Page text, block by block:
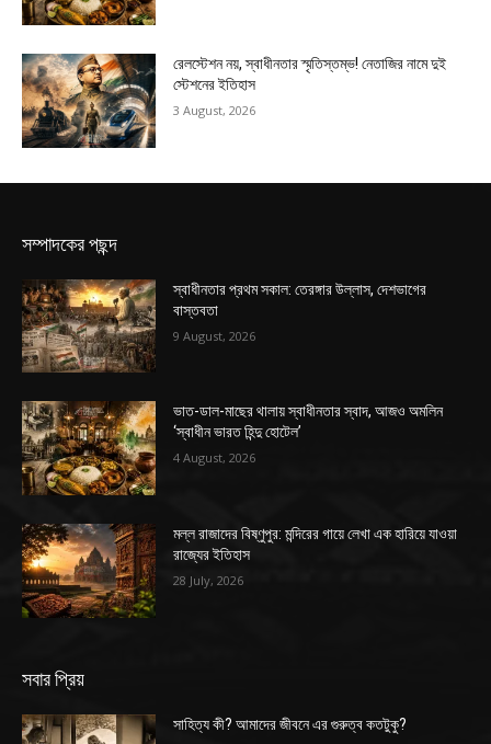
রেলস্টেশন নয়, স্বাধীনতার স্মৃতিস্তম্ভ! নেতাজির নামে দুই
স্টেশনের ইতিহাস
3 August, 2026
সম্পাদকের পছন্দ
স্বাধীনতার প্রথম সকাল: তেরঙ্গার উল্লাস, দেশভাগের
বাস্তবতা
9 August, 2026
ভাত-ডাল-মাছের থালায় স্বাধীনতার স্বাদ, আজও অমলিন
‘স্বাধীন ভারত হিন্দু হোটেল’
4 August, 2026
মল্ল রাজাদের বিষ্ণুপুর: মন্দিরের গায়ে লেখা এক হারিয়ে যাওয়া
রাজ্যের ইতিহাস
28 July, 2026
সবার প্রিয়
সাহিত্য কী? আমাদের জীবনে এর গুরুত্ব কতটুকু?